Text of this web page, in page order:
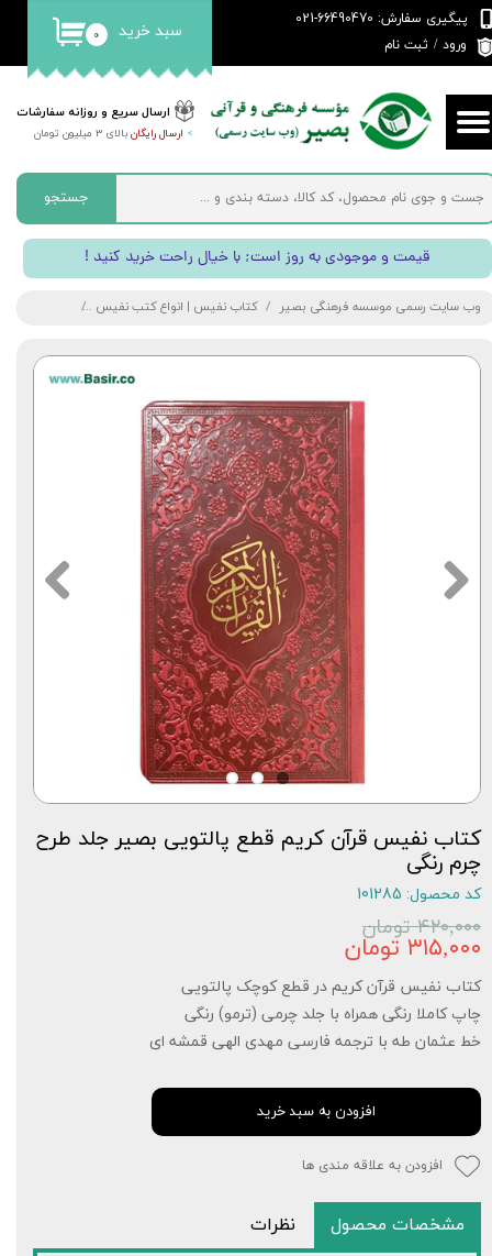
ارسال سریع و روزانه سفارشات
> ارسال رایگانبالای 3 میلیون تومان
پیگیری سفارش: 66490470-021
ورود / ثبت نام
حساب کاربری من
تغییر گذر واژه
سفارشات
خروج از حساب کاربری
۰ سبد خرید
جستجو
! قیمت و موجودی به روز است; با خیال راحت خرید کنید
وب سایت رسمی موسسه فرهنگی بصیر کتاب نفیس | انواع کتب نفیس
کتاب نفیس قرآن کریم قطع پالتویی بصیر جلد طرح
چرم رنگی
کد محصول: 101285
۴۲۰,۰۰۰ تومان
۳۱۵,۰۰۰ تومان
کتاب نفیس قرآن کریم در قطع کوچک پالتویی
چاپ کاملا رنگی همراه با جلد چرمی (ترمو) رنگی
خط عثمان طه با ترجمه فارسی مهدی الهی قمشه ای
افزودن به سبد خرید
افزودن به علاقه مندی ها
مشخصات محصول نظرات